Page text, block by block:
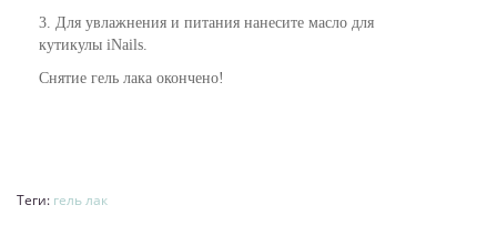
3. Для увлажнения и питания нанесите масло для
кутикулы iNails.
Снятие гель лака окончено!
Теги: гель лак